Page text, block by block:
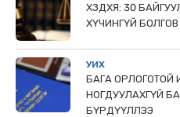
ХЗДХЯ: 30
ХҮЧИНГҮЙ БОЛГОВ
УИХ
БАГА ОРЛОГОТОЙ
НОГДУУЛАХГҮЙ
БҮРДҮҮЛЛЭЭ